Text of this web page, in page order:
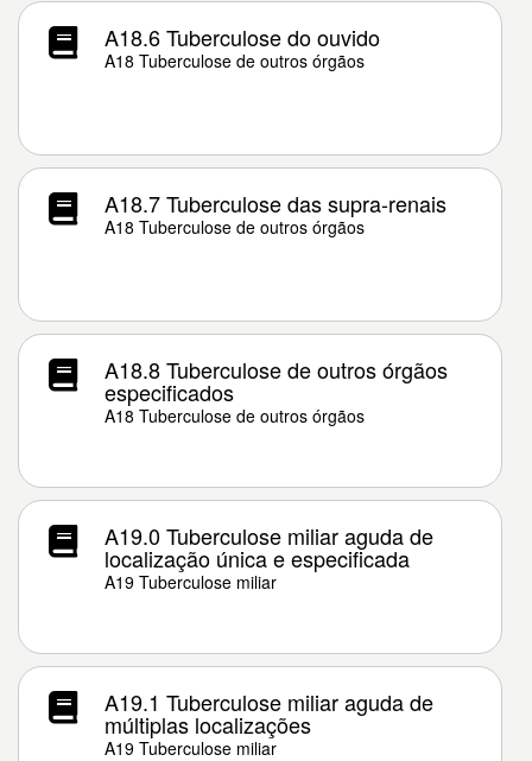
A18.6 Tuberculose do ouvido
A18 Tuberculose de outros órgãos
A18.7 Tuberculose das supra-renais
A18 Tuberculose de outros órgãos
A18.8 Tuberculose de outros órgãos
especificados
A18 Tuberculose de outros órgãos
A19.0 Tuberculose miliar aguda de
localização única e especificada
A19 Tuberculose miliar
A19.1 Tuberculose miliar aguda de
múltiplas localizações
A19 Tuberculose miliar